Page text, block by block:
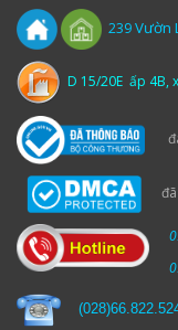
239Vườn
D 15/20E ấp 4B,
(